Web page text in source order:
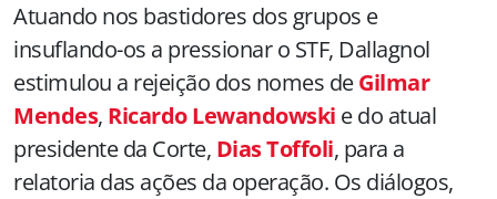
Atuando nos bastidores dos grupos e
insuflando-os a pressionar o STF, Dallagnol
estimulou a rejeição dos nomes deGilmar
Mendes, Ricardo Lewandowski e do atual
presidente da Corte, Dias Toffoli, para a
relatoria das ações da operação. Os diálogos,